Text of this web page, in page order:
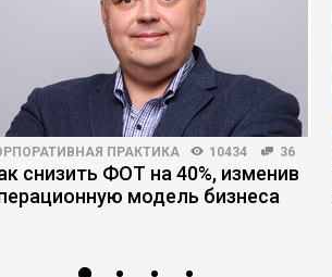
ПРАКТИКА 10434 36
снизить ФОТ на 40%, изменив
модель бизнеса